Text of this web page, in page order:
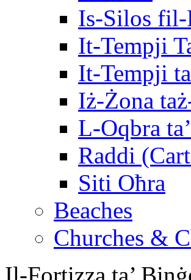
Is-Silos fil-
It-Tempji
It-Tempji
Iż-Żona
L-Oqbra
Raddi
Siti Oħra
Beaches
Churches &